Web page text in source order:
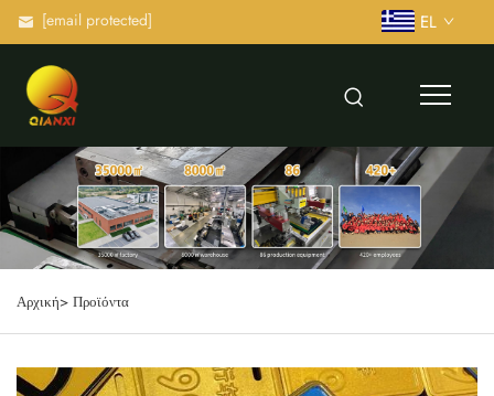
[email protected] EL
Αρχική> Προϊόντα